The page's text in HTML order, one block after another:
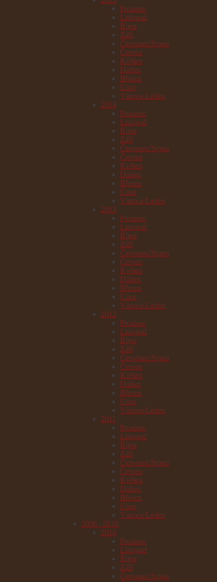
Prosinec
Listopad
Říjen
Září
Červenec/Srpen
Červen
Květen
Duben
Březen
Únor
Vánoce/Leden
2014
Prosinec
Listopad
Říjen
Září
Červenec/Srpen
Červen
Květen
Duben
Březen
Únor
Vánoce/Leden
2013
Prosinec
Listopad
Říjen
Září
Červenec/Srpen
Červen
Květen
Duben
Březen
Únor
Vánoce/Leden
2012
Prosinec
Listopad
Říjen
Září
Červenec/Srpen
Červen
Květen
Duben
Březen
Únor
Vánoce/Leden
2011
Prosinec
Listopad
Říjen
Září
Červenec/Srpen
Červen
Květen
Duben
Březen
Únor
Vánoce/Leden
2006 - 2010
2010
Prosinec
Listopad
Říjen
Září
Červenec/Srpen